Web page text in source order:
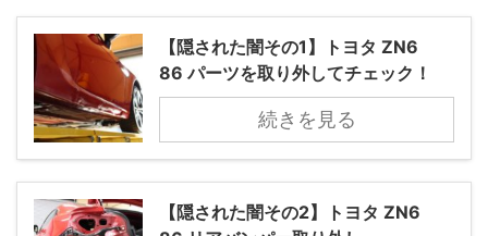
【隠された闇その1】トヨタ ZN6
86 パーツを取り外してチェック！
続きを見る
【隠された闇その2】トヨタ ZN6